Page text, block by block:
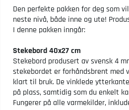
Den perfekte pakken for deg som
neste nivå, både inne og ute!
I denne pakken inngår:
Stekebord 40x27 cm
Stekebord produsert av svensk 4
stekebordet er forhåndsbrent med
klart til bruk. De vinklede
på plass, samtidig som du enkelt
Fungerer på alle varmekilder,